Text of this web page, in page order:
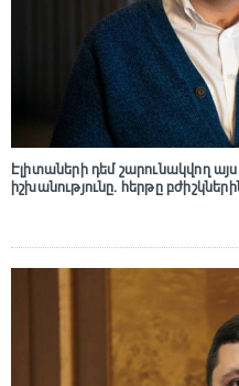
Էլիտաների դեմ շարունակվող այս
իշխանությունը. հերթը